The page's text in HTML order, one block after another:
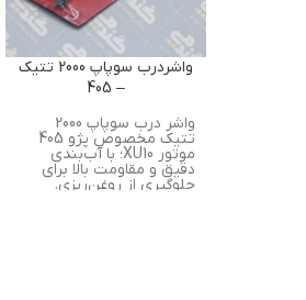
واشردرب سوپاپ 2000 تتيك
– 405
واشر درب سوپاپ 2000
تتيك مخصوص پژو 405
موتور XU10؛ با آب‌بندی
دقیق و مقاومت بالا برای
جلوگیری از روغن‌ریزی.